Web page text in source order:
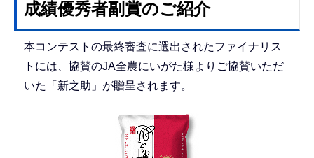
成績優秀者副賞のご紹介
本コンテストの最終審査に選出されたファイナリス
トには、協賛のJA全農にいがた様よりご協賛いただ
いた「新之助」が贈呈されます。